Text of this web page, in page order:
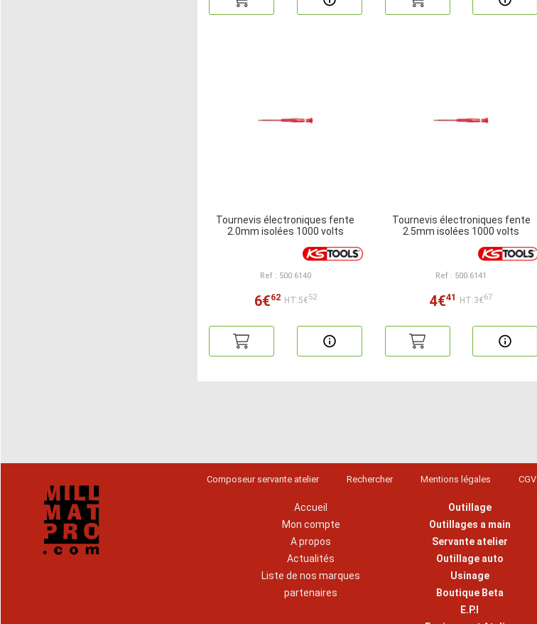
Tournevis électroniques fente
2.0mm isolées 1000 volts
Ref : 500.6140
6€62 HT:5€52
Tournevis électroniques fente
2.5mm isolées 1000 volts
Ref : 500.6141
4€41 HT:3€67
Composeur servante atelier Rechercher Mentions légales CGV
Accueil
Mon compte
A propos
Actualités
Liste de nos marques
partenaires
Outillage
Outillages a main
Servante atelier
Outillage auto
Usinage
Boutique Beta
E.P.I